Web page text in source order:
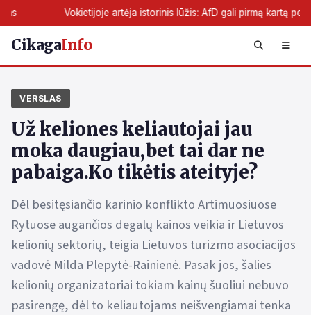
artėja istorinis lūžis: AfD gali pirmą kartą perimti žemės
CikagaInfo
VERSLAS
Už keliones keliautojai jau
moka daugiau,bet tai dar ne
pabaiga.Ko tikėtis ateityje?
Dėl besitęsiančio karinio konflikto Artimuosiuose
Rytuose augančios degalų kainos veikia ir Lietuvos
kelionių sektorių, teigia Lietuvos turizmo asociacijos
vadovė Milda Plepytė-Rainienė. Pasak jos, šalies
kelionių organizatoriai tokiam kainų šuoliui nebuvo
pasirengę, dėl to keliautojams neišvengiamai tenka